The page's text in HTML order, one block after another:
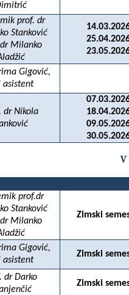
prof. dr
Stanković
Milanko
Gigović,
asistent
dr Nikola
V
prof.dr
Stanković
Milanko
Zimski
Gigović,
asistent
Zimski
dr Darko
Zimski